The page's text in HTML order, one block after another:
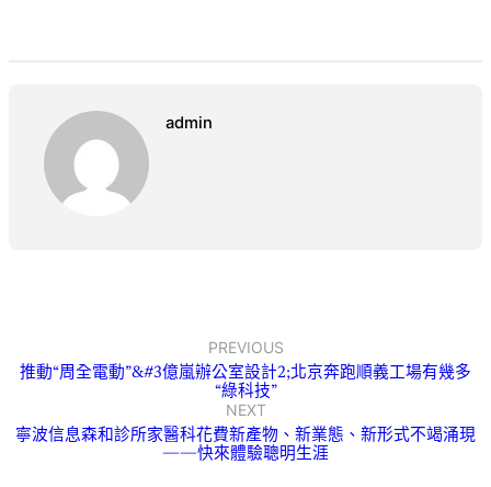
admin
PREVIOUS
推動“周全電動”&#3億嵐辦公室設計2;北京奔跑順義工場有幾多
“綠科技”
NEXT
寧波信息森和診所家醫科花費新產物、新業態、新形式不竭涌現
——快來體驗聰明生涯